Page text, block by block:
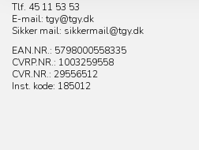
Tlf. 45 11 53 53
E-mail: tgy@tgy.dk
Sikker mail: sikkermail@tgy.dk
EAN.NR.: 5798000558335
CVRP.NR.: 1003259558
CVR.NR.: 29556512
Inst. kode: 185012